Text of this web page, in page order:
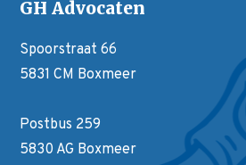
GH Advocaten
Spoorstraat 66
5831 CM Boxmeer
Postbus 259
5830 AG Boxmeer